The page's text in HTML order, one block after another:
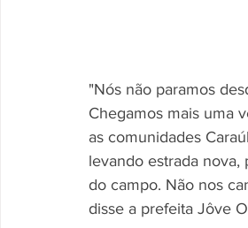
"Nós não paramos
Chegamos mais uma
as comunidades
levando estrada
do campo. Não nos
disse a prefeita Jôve